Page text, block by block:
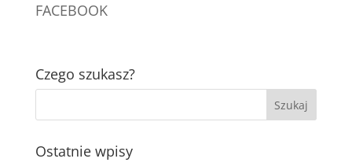
FACEBOOK
Czego szukasz?
Ostatnie wpisy